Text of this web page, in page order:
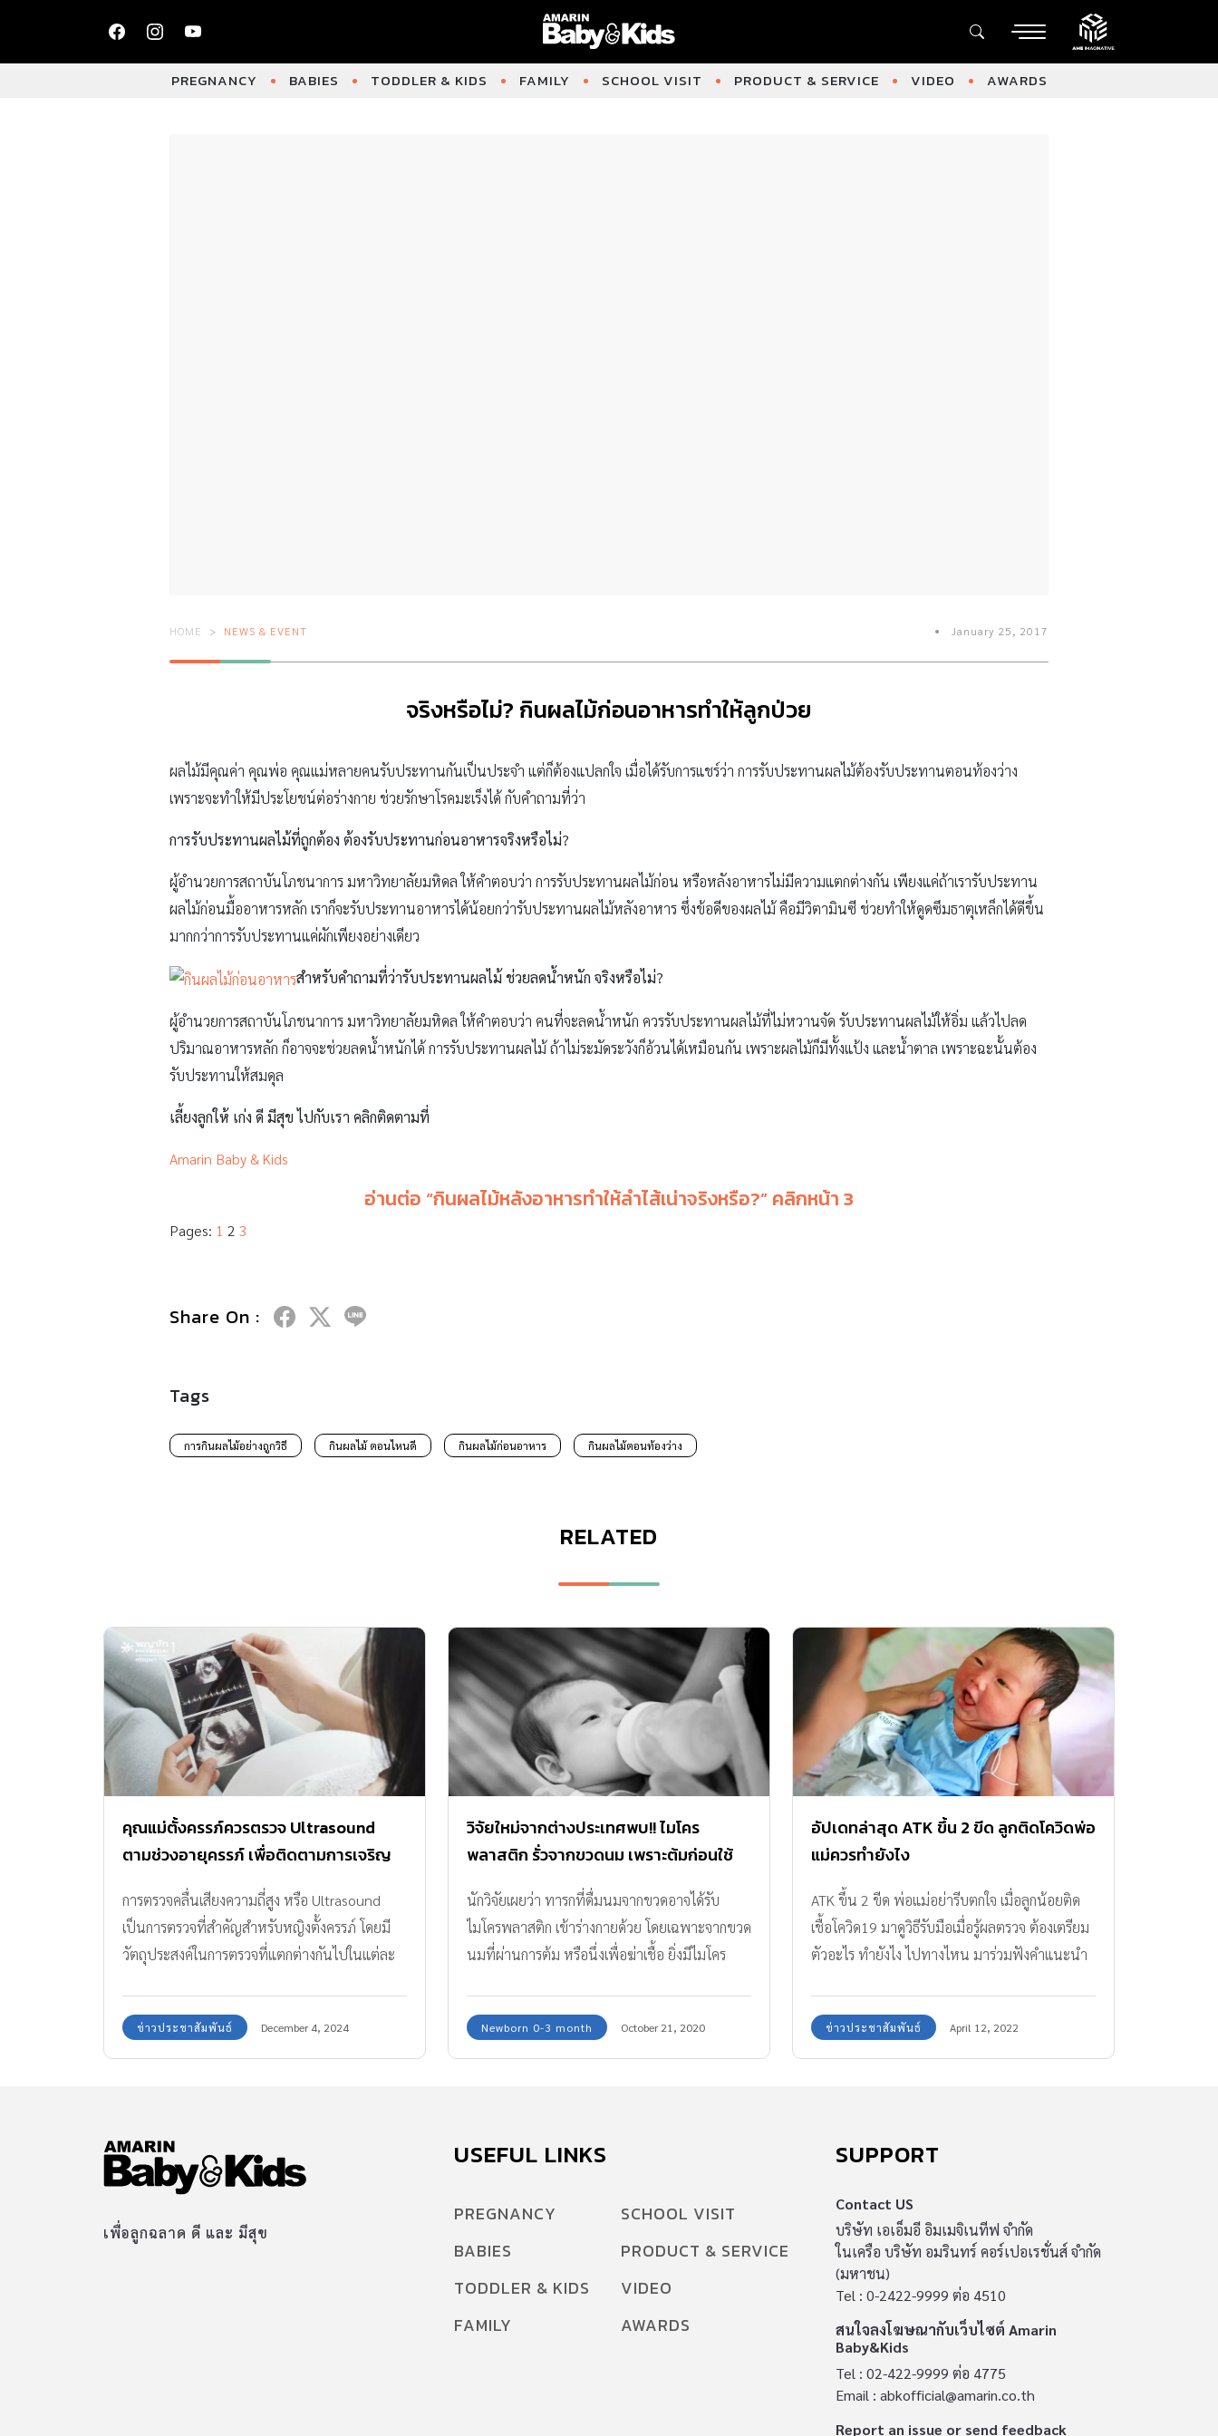
PREGNANCY BABIES TODDLER & KIDS FAMILY SCHOOL VISIT PRODUCT & SERVICE VIDEO AWARDS
HOME NEWS & EVENT January 25, 2017
จริงหรือไม่? กินผลไม้ก่อนอาหารทำให้ลูกป่วย
ผลไม้มีคุณค่า คุณพ่อ คุณแม่หลายคนรับประทานกันเป็นประจำ แต่ก็ต้องแปลกใจ เมื่อได้รับการแชร์ว่า การรับประทานผลไม้ต้องรับประทานตอนท้องว่าง
เพราะจะทำให้มีประโยชน์ต่อร่างกาย ช่วยรักษาโรคมะเร็งได้ กับคำถามที่ว่า
การรับประทานผลไม้ที่ถูกต้อง ต้องรับประทานก่อนอาหารจริงหรือไม่?
ผู้อำนวยการสถาบันโภชนาการ มหาวิทยาลัยมหิดล ให้คำตอบว่า การรับประทานผลไม้ก่อน หรือหลังอาหารไม่มีความแตกต่างกัน เพียงแค่ถ้าเรารับประทาน
ผลไม้ก่อนมื้ออาหารหลัก เราก็จะรับประทานอาหารได้น้อยกว่ารับประทานผลไม้หลังอาหาร ซึ่งข้อดีของผลไม้ คือมีวิตามินซี ช่วยทำให้ดูดซึมธาตุเหล็กได้ดีขึ้น
มากกว่าการรับประทานแค่ผักเพียงอย่างเดียว
สำหรับคำถามที่ว่ารับประทานผลไม้ ช่วยลดน้ำหนัก จริงหรือไม่?
ผู้อำนวยการสถาบันโภชนาการ มหาวิทยาลัยมหิดล ให้คำตอบว่า คนที่จะลดน้ำหนัก ควรรับประทานผลไม้ที่ไม่หวานจัด รับประทานผลไม้ให้อิ่ม แล้วไปลด
ปริมาณอาหารหลัก ก็อาจจะช่วยลดน้ำหนักได้ การรับประทานผลไม้ ถ้าไม่ระมัดระวังก็อ้วนได้เหมือนกัน เพราะผลไม้ก็มีทั้งแป้ง และน้ำตาล เพราะฉะนั้นต้อง
รับประทานให้สมดุล
เลี้ยงลูกให้ เก่ง ดี มีสุข ไปกับเรา คลิกติดตามที่
Amarin Baby & Kids
อ่านต่อ “กินผลไม้หลังอาหารทำให้ลำไส้เน่าจริงหรือ?” คลิกหน้า 3
Pages: 1 2 3
Share On :
Tags
การกินผลไม้อย่างถูกวิธี กินผลไม้ ตอนไหนดี กินผลไม้ก่อนอาหาร กินผลไม้ตอนท้องว่าง
RELATED
คุณแม่ตั้งครรภ์ควรตรวจ Ultrasound
ตามช่วงอายุครรภ์ เพื่อติดตามการเจริญ
เติบโตของทารกในครรภ์
การตรวจคลื่นเสียงความถี่สูง หรือ Ultrasound
เป็นการตรวจที่สำคัญสำหรับหญิงตั้งครรภ์ โดยมี
วัตถุประสงค์ในการตรวจที่แตกต่างกันไปในแต่ละ
บางชนิด ติดตามการเจริญเติบโตของทารกในครรภ์
หรือเพื่อการทำหัตถการ เป็นต้น การ ultrasound
ประมาณ 20-30 นาที โดยทั่วไปหญิงตั้งครรภ์จะได้
รับการตรวจ ultrasound อย่างน้อยไตรมาสละหนึ่ง
ครั้ง อันได้แก่ ช่วงอายุครรภ์ 11-14 สัปดาห์ , 18-
22 สัปดาห์ และ 28-32 สัปดาห์ ไตรมาสที่ 1 : ช่วง
ข่าวประชาสัมพันธ์ December 4, 2024
วิจัยใหม่จากต่างประเทศพบ!! ไมโคร
พลาสติก รั่วจากขวดนม เพราะต้มก่อนใช้
นักวิจัยเผยว่า ทารกที่ดื่มนมจากขวดอาจได้รับ
ไมโครพลาสติก เข้าร่างกายด้วย โดยเฉพาะจากขวด
นมที่ผ่านการต้ม หรือนึ่งเพื่อฆ่าเชื้อ ยิ่งมีไมโคร
Newborn 0-3 month October 21, 2020
อัปเดทล่าสุด ATK ขึ้น 2 ขีด ลูกติดโควิดพ่อ
แม่ควรทำยังไง
ATK ขึ้น 2 ขีด พ่อแม่อย่ารีบตกใจ เมื่อลูกน้อยติด
เชื้อโควิด19 มาดูวิธีรับมือเมื่อรู้ผลตรวจ ต้องเตรียม
ตัวอะไร ทำยังไง ไปทางไหน มาร่วมฟังคำแนะนำ
ข่าวประชาสัมพันธ์ April 12, 2022
เพื่อลูกฉลาด ดี และ มีสุข
USEFUL LINKS
PREGNANCY
BABIES
TODDLER & KIDS
FAMILY
SCHOOL VISIT
PRODUCT & SERVICE
VIDEO
AWARDS
SUPPORT
Contact US
บริษัท เอเอ็มอี อิมเมจิเนทีฟ จำกัด
ในเครือ บริษัท อมรินทร์ คอร์เปอเรชั่นส์ จำกัด
(มหาชน)
Tel : 0-2422-9999 ต่อ 4510
สนใจลงโฆษณากับเว็บไซต์ Amarin
Baby&Kids
Tel : 02-422-9999 ต่อ 4775
Email : abkofficial@amarin.co.th
Report an issue or send feedback